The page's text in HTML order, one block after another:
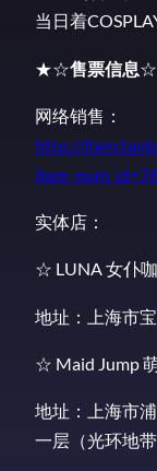
当日着
★☆售票信息
网络销售：
http://
实体店：
☆ LUNA 女仆
地址：上海市
☆ Maid Jump
地址：上海市
一层（光环地